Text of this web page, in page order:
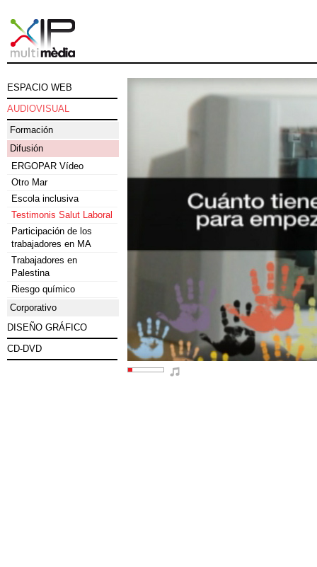
ESPACIO WEB
AUDIOVISUAL
Formación
Difusión
ERGOPAR Vídeo
Otro Mar
Escola inclusiva
Testimonis Salut Laboral
Participación de los
trabajadores en MA
Trabajadores en
Palestina
Riesgo químico
Corporativo
DISEÑO GRÁFICO
CD-DVD